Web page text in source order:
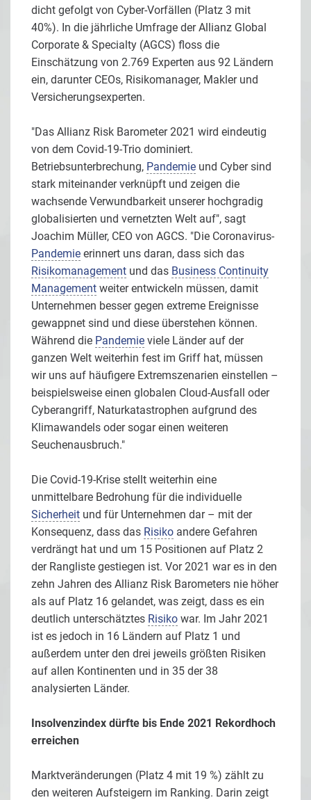
dicht gefolgt von Cyber-Vorfällen (Platz 3 mit
40%). In die jährliche Umfrage der Allianz Global
Corporate & Specialty (AGCS) floss die
Einschätzung von 2.769 Experten aus 92 Ländern
ein, darunter CEOs, Risikomanager, Makler und
Versicherungsexperten.
"Das Allianz Risk Barometer 2021 wird eindeutig
von dem Covid-19-Trio dominiert.
Betriebsunterbrechung, Pandemie und Cyber sind
stark miteinander verknüpft und zeigen die
wachsende Verwundbarkeit unserer hochgradig
globalisierten und vernetzten Welt auf", sagt
Joachim Müller, CEO von AGCS. "Die Coronavirus-
Pandemie erinnert uns daran, dass sich das
Risikomanagement und das Business Continuity
Management weiter entwickeln müssen, damit
Unternehmen besser gegen extreme Ereignisse
gewappnet sind und diese überstehen können.
Während die Pandemie viele Länder auf der
ganzen Welt weiterhin fest im Griff hat, müssen
wir uns auf häufigere Extremszenarien einstellen –
beispielsweise einen globalen Cloud-Ausfall oder
Cyberangriff, Naturkatastrophen aufgrund des
Klimawandels oder sogar einen weiteren
Seuchenausbruch."
Die Covid-19-Krise stellt weiterhin eine
unmittelbare Bedrohung für die individuelle
Sicherheit und für Unternehmen dar – mit der
Konsequenz, dass das Risiko andere Gefahren
verdrängt hat und um 15 Positionen auf Platz 2
der Rangliste gestiegen ist. Vor 2021 war es in den
zehn Jahren des Allianz Risk Barometers nie höher
als auf Platz 16 gelandet, was zeigt, dass es ein
deutlich unterschätztes Risiko war. Im Jahr 2021
ist es jedoch in 16 Ländern auf Platz 1 und
außerdem unter den drei jeweils größten Risiken
auf allen Kontinenten und in 35 der 38
analysierten Länder.
Insolvenzindex dürfte bis Ende 2021 Rekordhoch
erreichen
Marktveränderungen (Platz 4 mit 19 %) zählt zu
den weiteren Aufsteigern im Ranking. Darin zeigt